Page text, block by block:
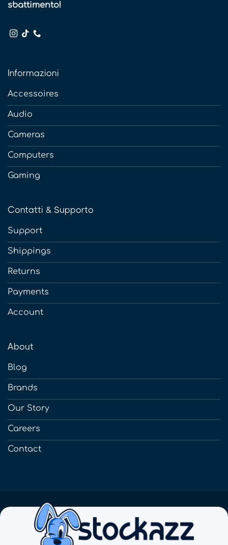
sbattimento!
Informazioni
Accessoires
Audio
Cameras
Computers
Gaming
Contatti & Supporto
Support
Shippings
Returns
Payments
Account
About
Blog
Brands
Our Story
Careers
Contact